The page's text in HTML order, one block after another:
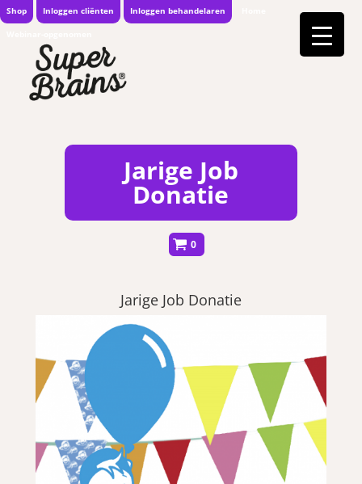
Shop Inloggen cliënten Inloggen behandelaren
Jarige Job
Donatie
0
Jarige Job Donatie